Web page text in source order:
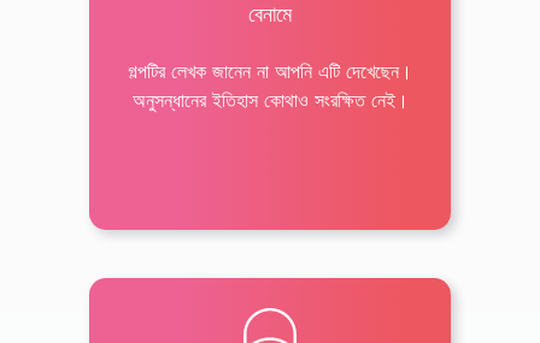
বেনামে
গল্পটির লেখক জানেন না আপনি এটি দেখেছেন।
অনুসন্ধানের ইতিহাস কোথাও সংরক্ষিত নেই।